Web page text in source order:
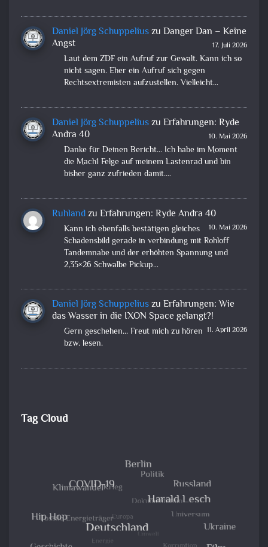
Daniel Jörg Schuppeliuszu Danger Dan – Keine
Angst
17. Juli 2026
Laut dem ZDF ein Aufruf zur Gewalt. Kann ich so
nicht sagen. Eher ein Aufruf sich gegen
Rechtsextremisten aufzustellen. Vielleicht…
Daniel Jörg Schuppeliuszu Erfahrungen: Ryde
Andra 40
10. Mai 2026
Danke für Deinen Bericht... Ich habe im Moment
die Mach1 Felge auf meinem Lastenrad und bin
bisher ganz zufrieden damit.…
Ruhlandzu Erfahrungen: Ryde Andra 40
10. Mai 2026
Kann ich ebenfalls bestätigen gleiches
Schadensbild gerade in verbindung mit Rohloff
Tandemnabe und der erhöhten Spannung und
2,35×26 Schwalbe Pickup…
Daniel Jörg Schuppeliuszu Erfahrungen: Wie
das Wasser in die IXON Space gelangt?!
11. April 2026
Gern geschehen... Freut mich zu hören
bzw. lesen.
Tag Cloud